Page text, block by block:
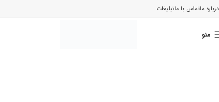
درباره ماتماس با ماتبلیغات
منو